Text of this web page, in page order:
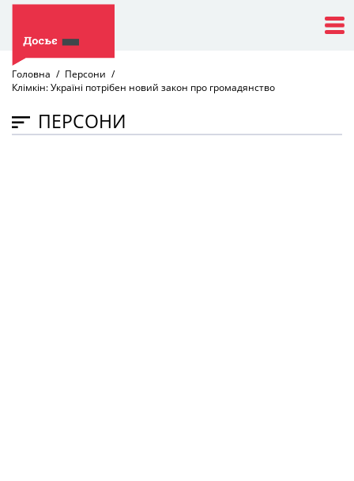
Головна
Персони
Клімкін: Україні потрібен новий закон про громадянство
ПЕРСОНИ